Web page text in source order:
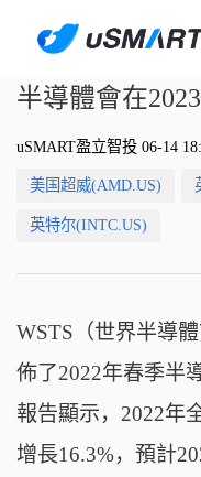
半導體會在
uSMART盈立智投 06-14
美国超威(AMD.US)
英特尔(INTC.US)
WSTS（世界半導
佈了2022年春季半
報告顯示，2022年
增長16.3%，預計